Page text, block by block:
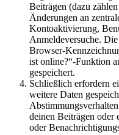
Beiträgen (dazu
Änderungen an
Kontoaktivierung,
Anmeldeversuche.
Browser-
ist online?“-Funktion
gespeichert.
Schließlich erfordern
weitere Daten
deinen Beiträgen oder
oder